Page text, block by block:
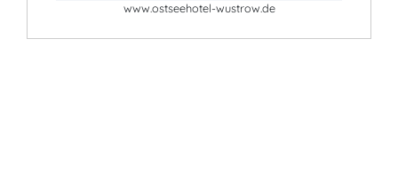
www.ostseehotel-wustrow.de